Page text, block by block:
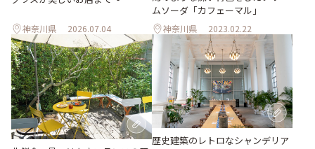
神奈川県 2026.07.04
ムソーダ「カフェーマル」
神奈川県 2023.02.22
歴史建築のレトロなシャンデリア